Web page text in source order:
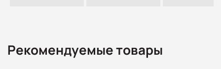
Рекомендуемые товары